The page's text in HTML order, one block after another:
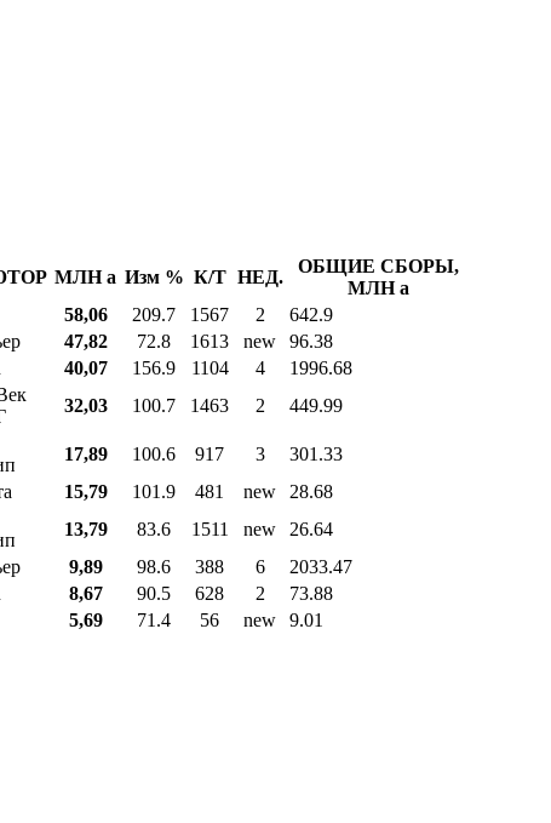
МЛНa Изм % К/Т НЕД.
ОБЩИЕ СБОРЫ,
МЛНa
58,06 209.7 1567 2
642.9
47,82 72.8 1613 new
96.38
40,07 156.9 1104 4
1996.68
32,03 100.7 1463 2 449.99
17,89 100.6 917 3
301.33
15,79 101.9 481 new
28.68
13,79 83.6 1511 new
26.64
9,89 98.6 388 6
2033.47
8,67 90.5 628 2
73.88
5,69 71.4 56 new
9.01